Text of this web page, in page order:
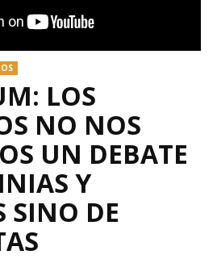
LOS
NO NOS
UN DEBATE
Y
SINO DE